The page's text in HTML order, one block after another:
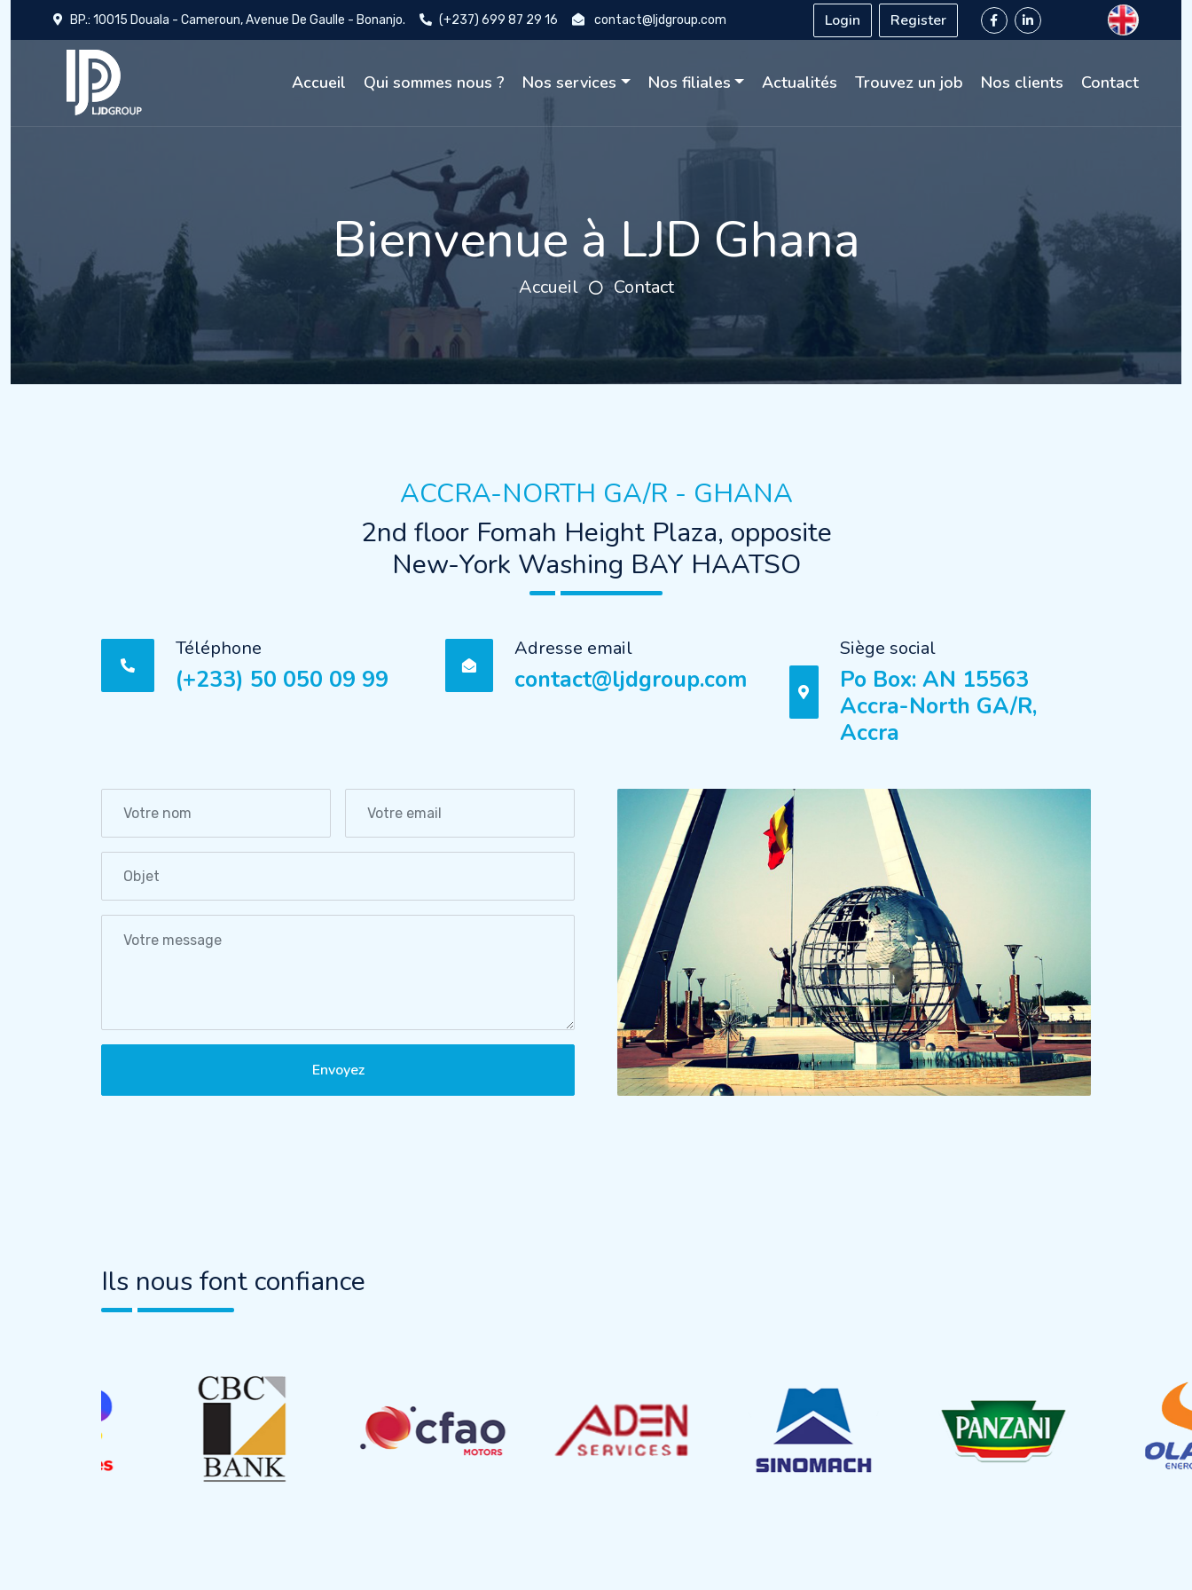
BP.: 10015 Douala - Cameroun, Avenue De Gaulle - Bonanjo. (+237) 699 87 29 16 contact@ljdgroup.com Login Register
Accueil Qui sommes nous ? Nos services Nos filiales Actualités Trouvez un job Nos clients Contact
Bienvenue à LJD Ghana
Accueil Contact
ACCRA-NORTH GA/R - GHANA
2nd floor Fomah Height Plaza, opposite
New-York Washing BAY HAATSO
Téléphone
(+233) 50 050 09 99
Adresse email
contact@ljdgroup.com
Siège social
Po Box: AN 15563
Accra-North GA/R,
Accra
Envoyez
Ils nous font confiance